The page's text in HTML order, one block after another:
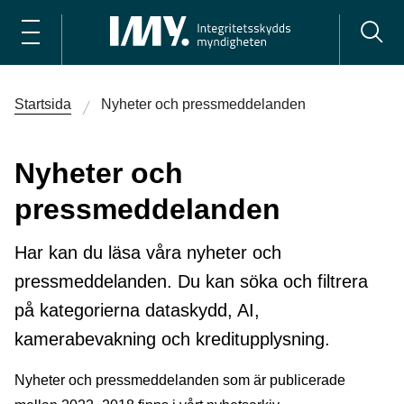
Startsida Nyheter och pressmeddelanden
Nyheter och
pressmeddelanden
Har kan du läsa våra nyheter och
pressmeddelanden. Du kan söka och filtrera
på kategorierna dataskydd, AI,
kamerabevakning och kreditupplysning.
Nyheter och pressmeddelanden som är publicerade